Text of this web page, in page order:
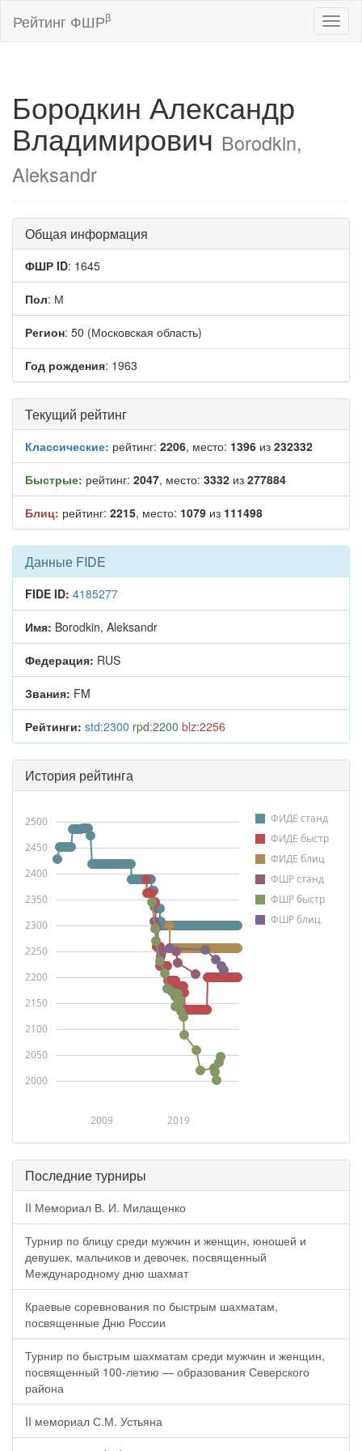
Рейтинг ФШРβ
Бородкин Александр
Владимирович Borodkin,
Aleksandr
Общая информация
ФШР ID: 1645
Пол: М
Регион: 50 (Московская область)
Год рождения: 1963
Текущий рейтинг
Классические: рейтинг: 2206, место: 1396 из 232332
Быстрые: рейтинг: 2047, место: 3332 из 277884
Блиц: рейтинг: 2215, место: 1079 из 111498
Данные FIDE
FIDE ID: 4185277
Имя: Borodkin, Aleksandr
Федерация: RUS
Звания: FM
Рейтинги: std:2300 rpd:2200 blz:2256
История рейтинга
ФИДЕ станд
ФИДЕ быстр
ФИДЕ блиц
ФШР станд
ФШР быстр
ФШР блиц
2009 2019
2000
2050
2100
2150
2200
2250
2300
2350
2400
2450
2500
Последние турниры
II Мемориал В. И. Милащенко
Турнир по блицу среди мужчин и женщин, юношей и
девушек, мальчиков и девочек, посвященный
Международному дню шахмат
Краевые соревнования по быстрым шахматам,
посвященные Дню России
Турнир по быстрым шахматам среди мужчин и женщин,
посвященный 100-летию — образования Северского
района
II мемориал С.М. Устьяна